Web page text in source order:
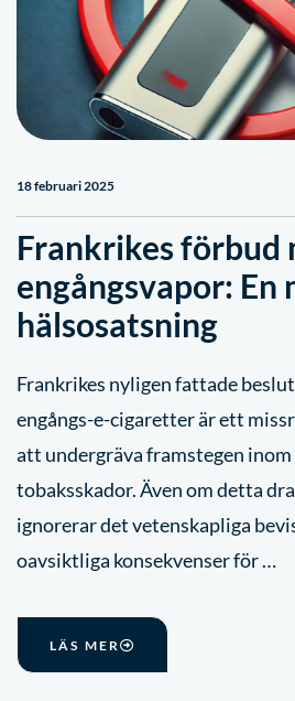
18 februari 2025
Frankrikes förbud
engångsvapor: En
hälsosatsning
Frankrikes nyligen fattade
engångs-e-cigaretter är ett
att undergräva framstegen
tobaksskador. Även om detta
ignorerar det vetenskapliga
oavsiktliga konsekvenser för …
LÄS MER